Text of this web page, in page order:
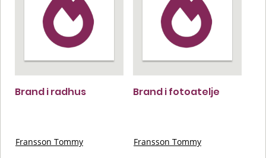
Brand i radhus
Fransson Tommy
Brand i fotoatelje
Fransson Tommy